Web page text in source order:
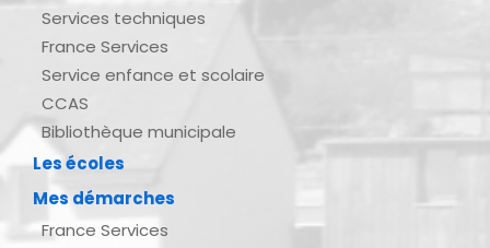
Services techniques
France Services
Service enfance et scolaire
CCAS
Bibliothèque municipale
Les écoles
Mes démarches
France Services